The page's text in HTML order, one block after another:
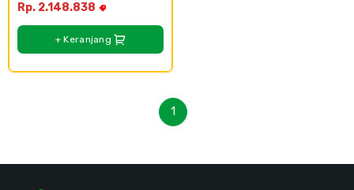
Rp. 2.148.838
+ Keranjang
1